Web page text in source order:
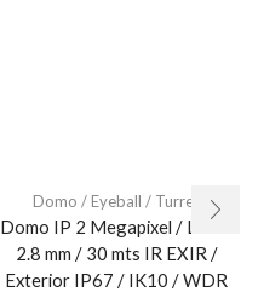
Domo / Eyeball / Turret
Domo IP 2 Megapixel / Lente
2.8 mm / 30 mts IR EXIR /
Exterior IP67 / IK10 / WDR